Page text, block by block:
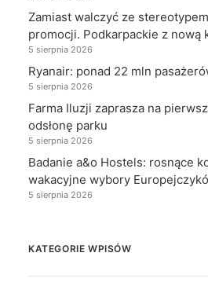
Zamiast walczyć ze
promocji. Podkarpackie z nową
5 sierpnia 2026
Ryanair: ponad 22 mln
5 sierpnia 2026
Farma Iluzji zaprasza na
odsłonę parku
5 sierpnia 2026
Badanie a&o Hostels: rosnące
wakacyjne wybory
5 sierpnia 2026
KATEGORIE WPISÓW